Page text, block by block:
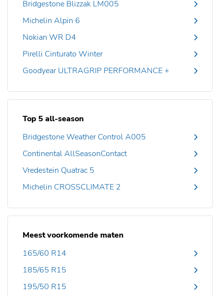
Bridgestone Blizzak LM005
Michelin Alpin 6
Nokian WR D4
Pirelli Cinturato Winter
Goodyear ULTRAGRIP PERFORMANCE +
Top 5 all-season
Bridgestone Weather Control A005
Continental AllSeasonContact
Vredestein Quatrac 5
Michelin CROSSCLIMATE 2
Meest voorkomende maten
165/60 R14
185/65 R15
195/50 R15